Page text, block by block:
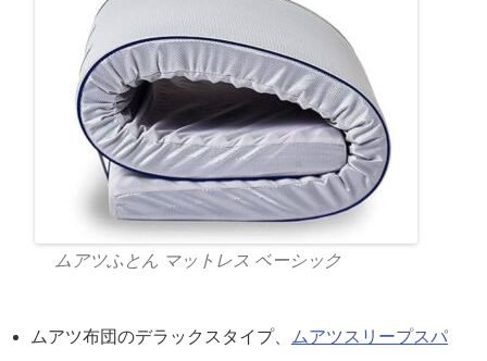
ムアツふとん マットレス ベーシック
ムアツ布団のデラックスタイプ、 ムアツスリープスパ